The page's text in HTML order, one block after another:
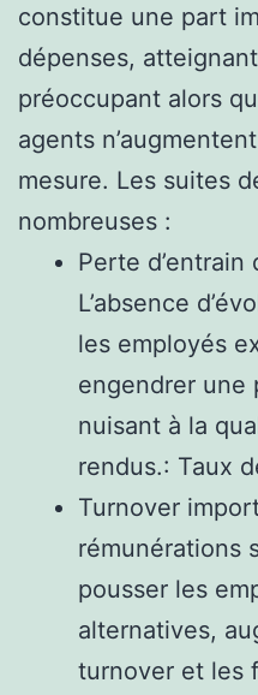
constitue une part
dépenses,
préoccupant alors
agents
mesure. Les suites
nombreuses :
Perte
L’absence
les employés
engendrer une
nuisant à la
rendus.: Taux
Turnover
rémunérations
pousser les
alternatives,
turnover et les